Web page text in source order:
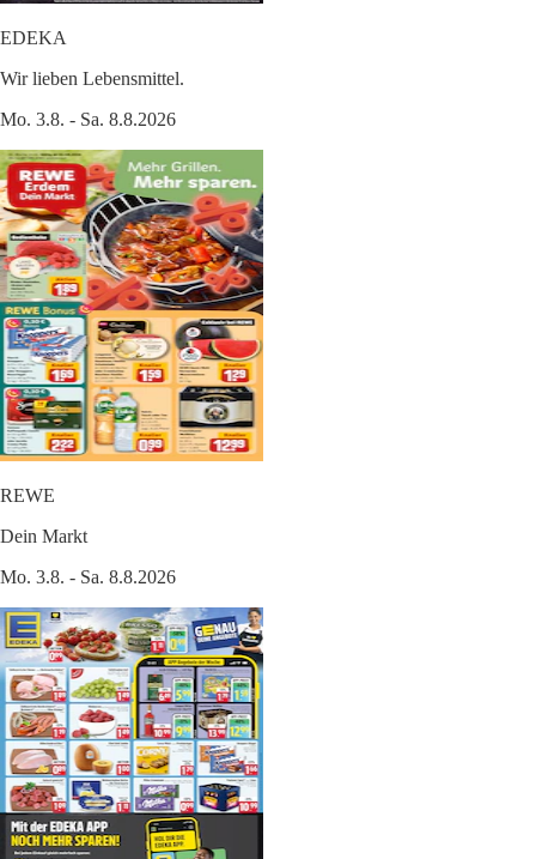
EDEKA
Wir lieben Lebensmittel.
Mo. 3.8. - Sa. 8.8.2026
REWE
Dein Markt
Mo. 3.8. - Sa. 8.8.2026